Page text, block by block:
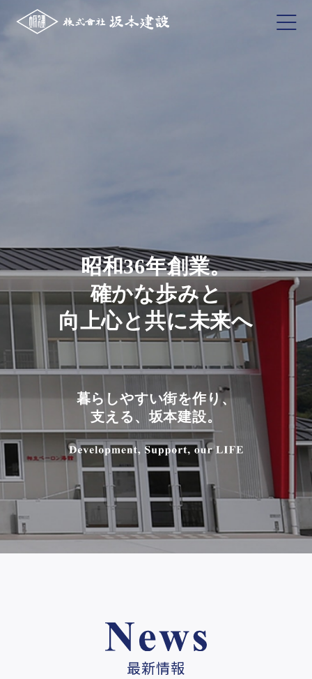
昭和36年創業。
確かな歩みと
向上心と共に未来へ
暮らしやすい街を作り、
支える、坂本建設。
最新情報